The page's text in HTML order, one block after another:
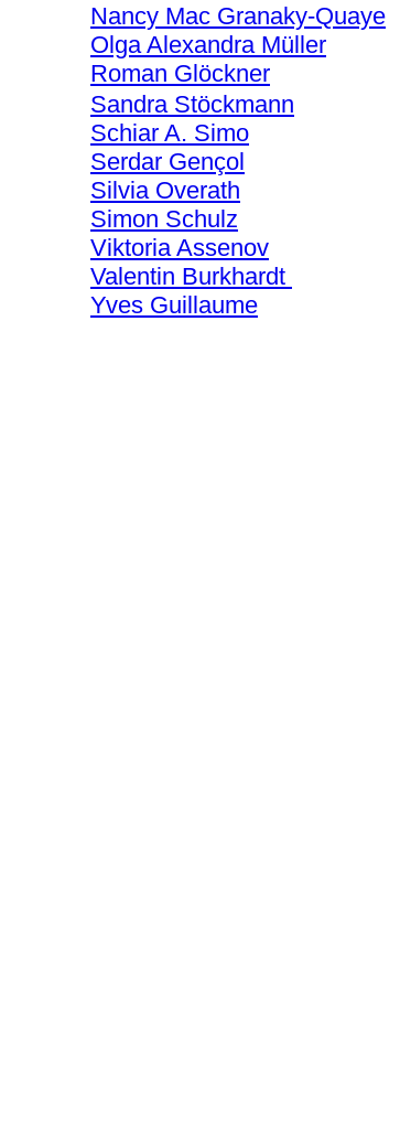
Nancy Mac Granaky-Quaye
Olga Alexandra Müller
Roman Glöckner
Sandra Stöckmann
Schiar A. Simo
Serdar Gençol
Silvia Overath
Simon Schulz
Viktoria Assenov
Valentin Burkhardt
Yves Guillaume